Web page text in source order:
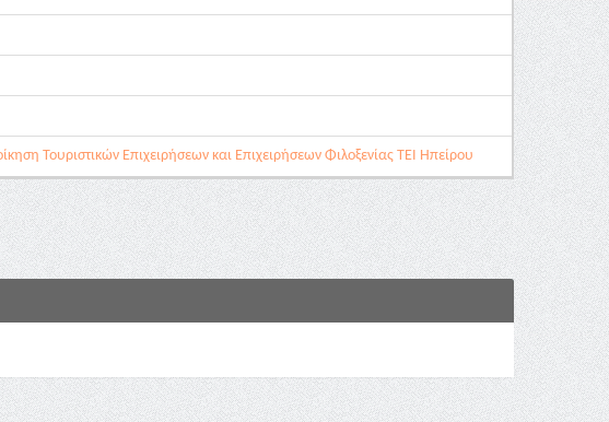
Τουριστικών Επιχειρήσεων και Επιχειρήσεων Φιλοξενίας ΤΕΙ Ηπείρου